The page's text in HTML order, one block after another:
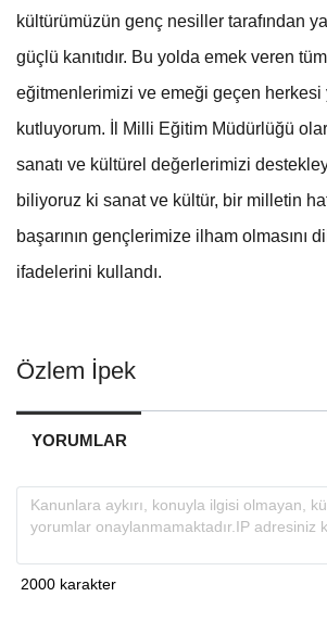
kültürümüzün genç nesiller tarafından
güçlü kanıtıdır. Bu yolda emek veren
eğitmenlerimizi ve emeği geçen herkesi
kutluyorum. İl Milli Eğitim Müdürlüğü
sanatı ve kültürel değerlerimizi
biliyoruz ki sanat ve kültür, bir milletin
başarının gençlerimize ilham olmasını
ifadelerini kullandı.
Özlem İpek
YORUMLAR